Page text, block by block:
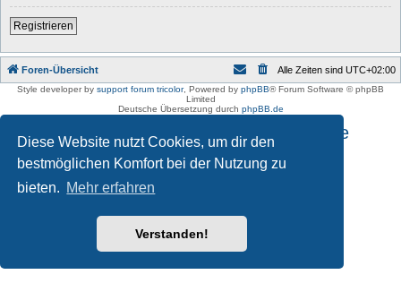
Diese Website nutzt Cookies, um dir den
bestmöglichen Komfort bei der Nutzung zu
bieten. Mehr erfahren
Verstanden!
Registrieren
Foren-Übersicht Alle Zeiten sind UTC+02:00
Style developer by support forum tricolor, Powered by phpBB® Forum Software © phpBB
Limited
Deutsche Übersetzung durch phpBB.de
Impressum und Datenschutzhinweise